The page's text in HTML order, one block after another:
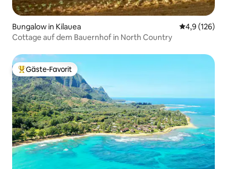
Bungalow in Kilauea
4,9 (126)
Cottage auf dem Bauernhof in North Country
Beliebter Gäste-Favorit.
Gäste-Favorit